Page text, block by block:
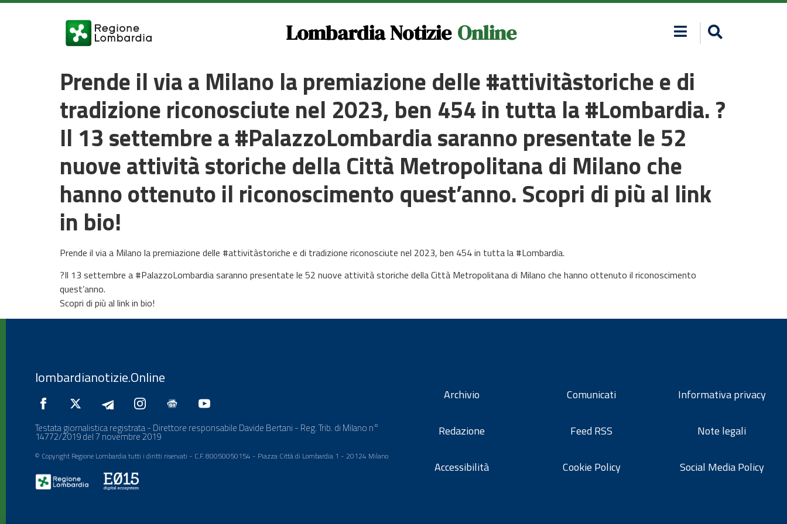
Lombardia Notizie Online
Prende il via a Milano la premiazione delle #attivitàstoriche e di
tradizione riconosciute nel 2023, ben 454 in tutta la #Lombardia. ?
Il 13 settembre a #PalazzoLombardia saranno presentate le 52
nuove attività storiche della Città Metropolitana di Milano che
hanno ottenuto il riconoscimento quest’anno. Scopri di più al link
in bio!
Prende il via a Milano la premiazione delle #attivitàstoriche e di tradizione riconosciute nel 2023, ben 454 in tutta la #Lombardia.
?Il 13 settembre a #PalazzoLombardia saranno presentate le 52 nuove attività storiche della Città Metropolitana di Milano che hanno ottenuto il riconoscimento
quest’anno.
Scopri di più al link in bio!
lombardianotizie.Online
Testata giornalistica registrata - Direttore responsabile Davide Bertani - Reg. Trib. di Milano n°
14772/2019 del 7 novembre 2019
© Copyright Regione Lombardia tutti i diritti riservati - C.F. 80050050154 - Piazza Città di Lombardia 1 - 20124 Milano
Archivio
Redazione
Accessibilità
Comunicati
Feed RSS
Cookie Policy
Informativa privacy
Note legali
Social Media Policy